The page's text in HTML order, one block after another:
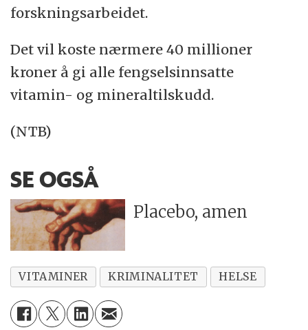
forskningsarbeidet.
Det vil koste nærmere 40 millioner
kroner å gi alle fengselsinnsatte
vitamin- og mineraltilskudd.
(NTB)
SE OGSÅ
Placebo, amen
VITAMINER KRIMINALITET HELSE